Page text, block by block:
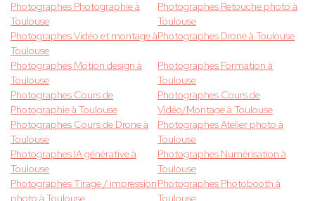
Photographes Photographie à
Toulouse
Photographes Retouche photo à
Toulouse
Photographes Vidéo et montage à
Toulouse
Photographes Drone à Toulouse
Photographes Motion design à
Toulouse
Photographes Formation à
Toulouse
Photographes Cours de
Photographie à Toulouse
Photographes Cours de
Vidéo/Montage à Toulouse
Photographes Cours de Drone à
Toulouse
Photographes Atelier photo à
Toulouse
Photographes IA générative à
Toulouse
Photographes Numérisation à
Toulouse
Photographes Tirage / impression
photo à Toulouse
Photographes Photobooth à
Toulouse